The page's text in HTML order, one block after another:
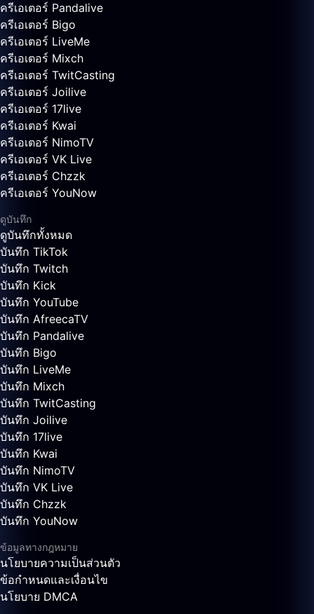
ครีเอเตอร์ Pandalive
ครีเอเตอร์ Bigo
ครีเอเตอร์ LiveMe
ครีเอเตอร์ Mixch
ครีเอเตอร์ TwitCasting
ครีเอเตอร์ Joilive
ครีเอเตอร์ 17live
ครีเอเตอร์ Kwai
ครีเอเตอร์ NimoTV
ครีเอเตอร์ VK Live
ครีเอเตอร์ Chzzk
ครีเอเตอร์ YouNow
ดูบันทึก
ดูบันทึกทั้งหมด
บันทึก TikTok
บันทึก Twitch
บันทึก Kick
บันทึก YouTube
บันทึก AfreecaTV
บันทึก Pandalive
บันทึก Bigo
บันทึก LiveMe
บันทึก Mixch
บันทึก TwitCasting
บันทึก Joilive
บันทึก 17live
บันทึก Kwai
บันทึก NimoTV
บันทึก VK Live
บันทึก Chzzk
บันทึก YouNow
ข้อมูลทางกฎหมาย
นโยบายความเป็นส่วนตัว
ข้อกำหนดและเงื่อนไข
นโยบาย DMCA